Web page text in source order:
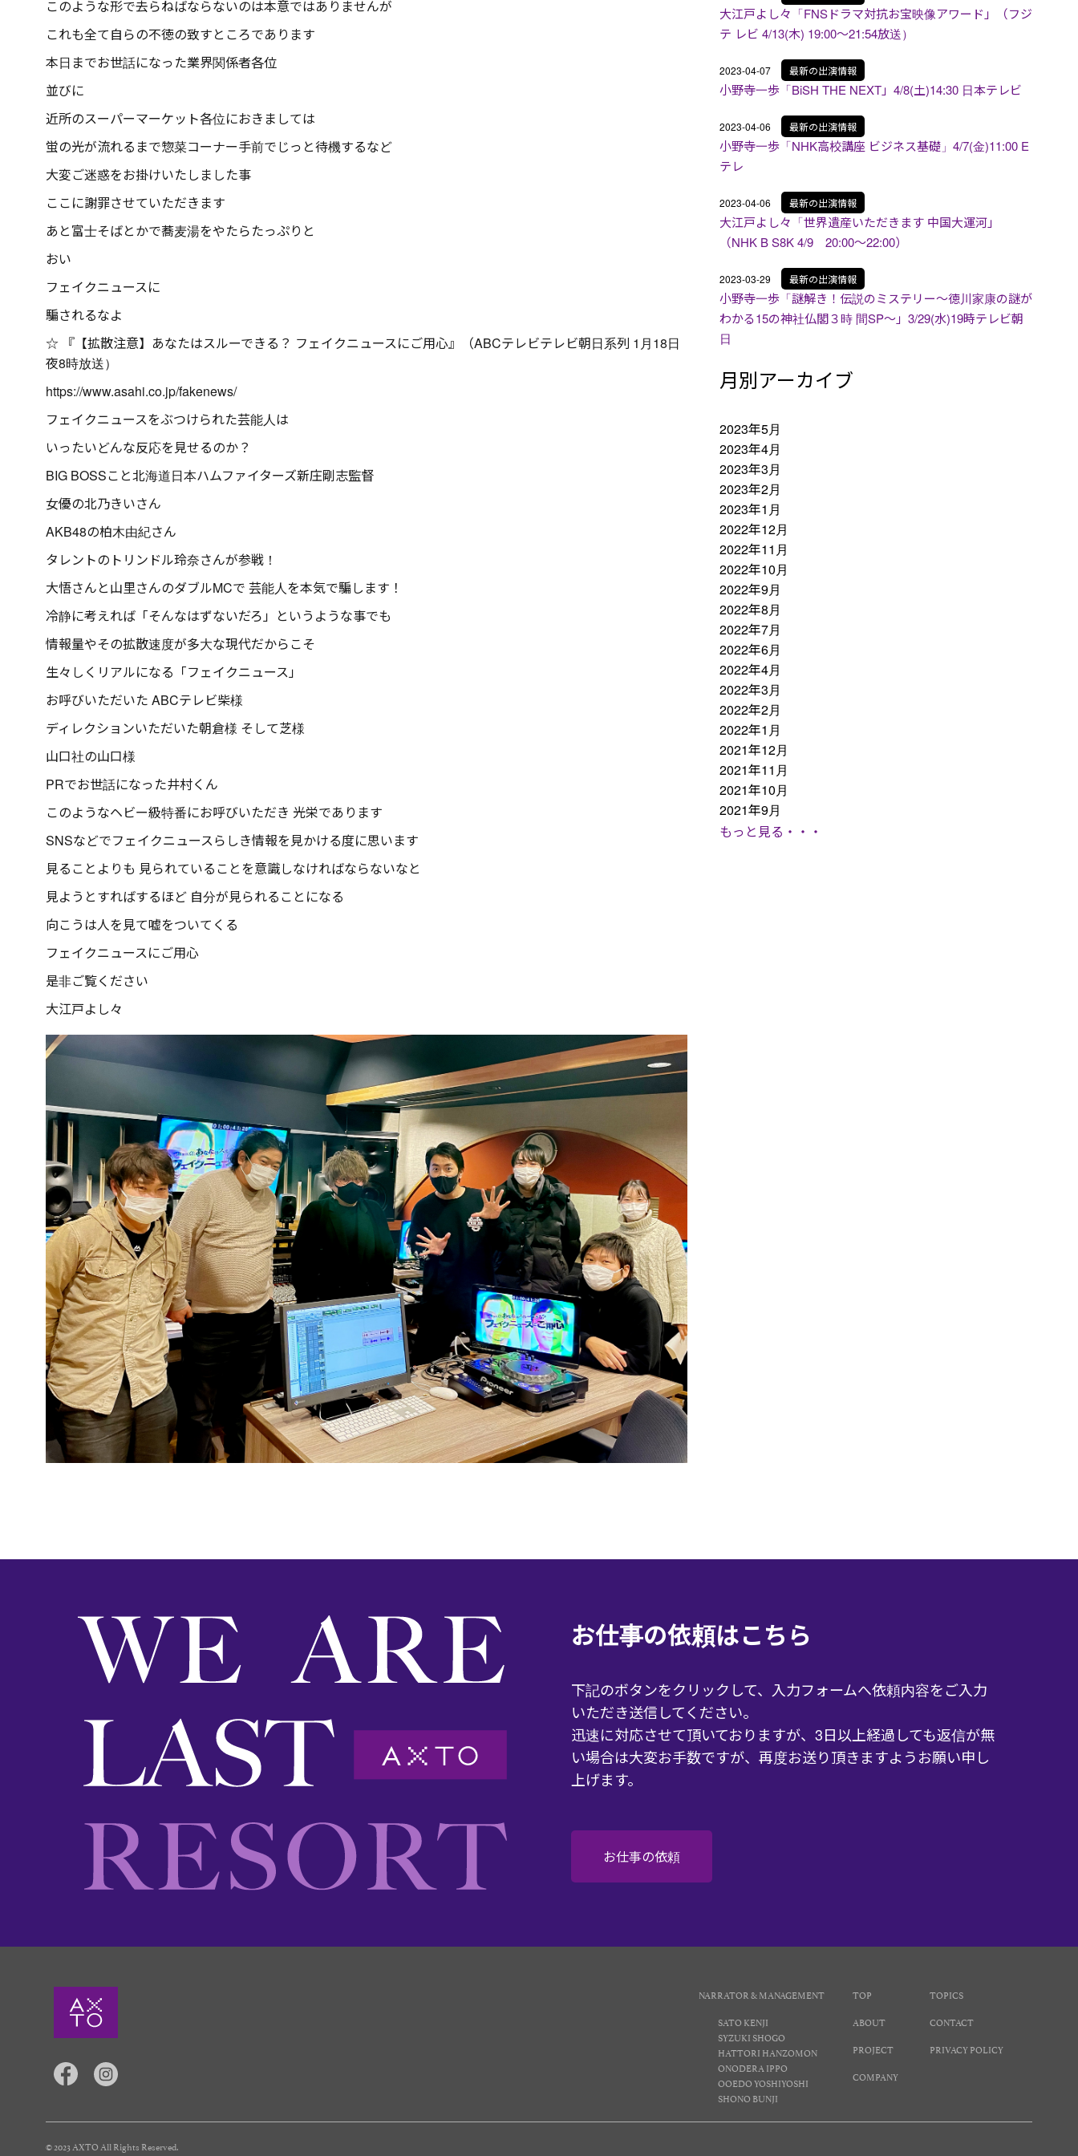
このような形で去らねばならないのは本意ではありませんが
これも全て自らの不徳の致すところであります
本日までお世話になった業界関係者各位
並びに
近所のスーパーマーケット各位におきましては
蛍の光が流れるまで惣菜コーナー手前でじっと待機するなど
大変ご迷惑をお掛けいたしました事
ここに謝罪させていただきます
あと富士そばとかで蕎麦湯をやたらたっぷりと
おい
フェイクニュースに
騙されるなよ
☆ 『【拡散注意】あなたはスルーできる？ フェイクニュースにご用心』（ABCテレビテレビ朝日系列 1月18日
夜8時放送）
https://www.asahi.co.jp/fakenews/
フェイクニュースをぶつけられた芸能人は
いったいどんな反応を見せるのか？
BIG BOSSこと北海道日本ハムファイターズ新庄剛志監督
女優の北乃きいさん
AKB48の柏木由紀さん
タレントのトリンドル玲奈さんが参戦！
大悟さんと山里さんのダブルMCで 芸能人を本気で騙します！
冷静に考えれば「そんなはずないだろ」というような事でも
情報量やその拡散速度が多大な現代だからこそ
生々しくリアルになる「フェイクニュース」
お呼びいただいた ABCテレビ柴様
ディレクションいただいた朝倉様 そして芝様
山口社の山口様
PRでお世話になった井村くん
このようなヘビー級特番にお呼びいただき 光栄であります
SNSなどでフェイクニュースらしき情報を見かける度に思います
見ることよりも 見られていることを意識しなければならないなと
見ようとすればするほど 自分が見られることになる
向こうは人を見て嘘をついてくる
フェイクニュースにご用心
是非ご覧ください
大江戸よし々
大江戸よし々「FNSドラマ対抗お宝映像アワード」（フジ
テ レビ 4/13(木) 19:00～21:54放送）
2023-04-07 最新の出演情報
小野寺一歩「BiSH THE NEXT」4/8(土)14:30 日本テレビ
2023-04-06 最新の出演情報
小野寺一歩「NHK高校講座 ビジネス基礎」4/7(金)11:00 E
テレ
2023-04-06 最新の出演情報
大江戸よし々「世界遺産いただきます 中国大運河」
（NHK B S8K 4/9 20:00～22:00）
2023-03-29 最新の出演情報
小野寺一歩「謎解き！伝説のミステリー～徳川家康の謎が
わかる15の神社仏閣３時 間SP～」3/29(水)19時テレビ朝
日
月別アーカイブ
2023年5月
2023年4月
2023年3月
2023年2月
2023年1月
2022年12月
2022年11月
2022年10月
2022年9月
2022年8月
2022年7月
2022年6月
2022年4月
2022年3月
2022年2月
2022年1月
2021年12月
2021年11月
2021年10月
2021年9月
もっと見る・・・
お仕事の依頼はこちら
下記のボタンをクリックして、入力フォームへ依頼内容をご入力
いただき送信してください。
迅速に対応させて頂いておりますが、3日以上経過しても返信が無
い場合は大変お手数ですが、再度お送り頂きますようお願い申し
上げます。
お仕事の依頼
NARRATOR & MANAGEMENT
SATO KENJI
SYZUKI SHOGO
HATTORI HANZOMON
ONODERA IPPO
OOEDO YOSHIYOSHI
SHONO BUNJI
TOP
ABOUT
PROJECT
COMPANY
TOPICS
CONTACT
PRIVACY POLICY
© 2023 AXTO All Rights Reserved.